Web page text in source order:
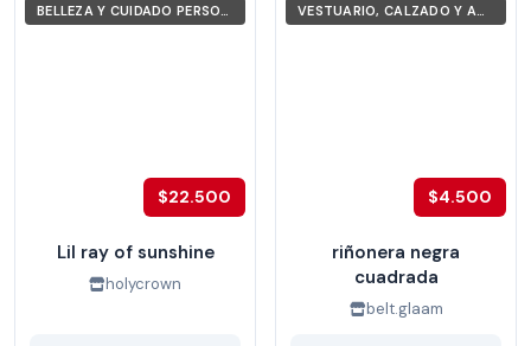
BELLEZA Y CUIDADO PERSONAL
$22.500
Lil ray of sunshine
holycrown
VESTUARIO, CALZADO Y ACCESORIOS
$4.500
riñonera negra
cuadrada
belt.glaam